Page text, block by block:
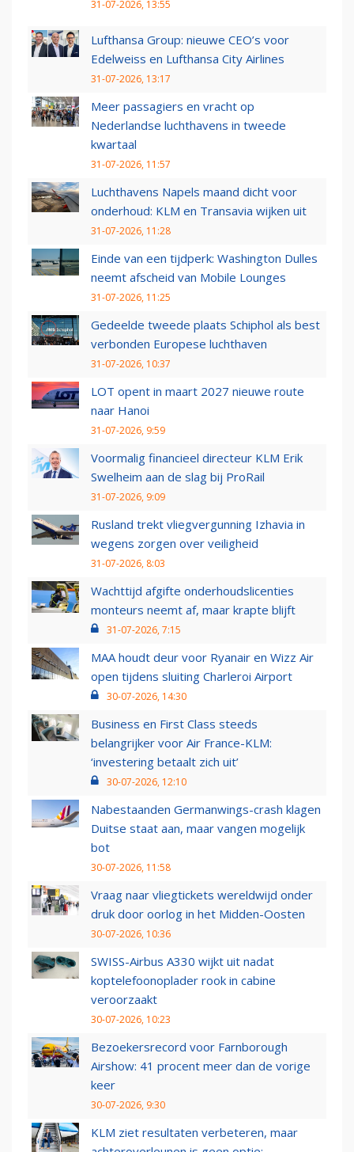
31-07-2026, 13:55
Lufthansa Group: nieuwe CEO’s voor
Edelweiss en Lufthansa City Airlines
31-07-2026, 13:17
Meer passagiers en vracht op
Nederlandse luchthavens in tweede
kwartaal
31-07-2026, 11:57
Luchthavens Napels maand dicht voor
onderhoud: KLM en Transavia wijken uit
31-07-2026, 11:28
Einde van een tijdperk: Washington Dulles
neemt afscheid van Mobile Lounges
31-07-2026, 11:25
Gedeelde tweede plaats Schiphol als best
verbonden Europese luchthaven
31-07-2026, 10:37
LOT opent in maart 2027 nieuwe route
naar Hanoi
31-07-2026, 9:59
Voormalig financieel directeur KLM Erik
Swelheim aan de slag bij ProRail
31-07-2026, 9:09
Rusland trekt vliegvergunning Izhavia in
wegens zorgen over veiligheid
31-07-2026, 8:03
Wachttijd afgifte onderhoudslicenties
monteurs neemt af, maar krapte blijft
31-07-2026, 7:15
MAA houdt deur voor Ryanair en Wizz Air
open tijdens sluiting Charleroi Airport
30-07-2026, 14:30
Business en First Class steeds
belangrijker voor Air France-KLM:
‘investering betaalt zich uit’
30-07-2026, 12:10
Nabestaanden Germanwings-crash klagen
Duitse staat aan, maar vangen mogelijk
bot
30-07-2026, 11:58
Vraag naar vliegtickets wereldwijd onder
druk door oorlog in het Midden-Oosten
30-07-2026, 10:36
SWISS-Airbus A330 wijkt uit nadat
koptelefoonoplader rook in cabine
veroorzaakt
30-07-2026, 10:23
Bezoekersrecord voor Farnborough
Airshow: 41 procent meer dan de vorige
keer
30-07-2026, 9:30
KLM ziet resultaten verbeteren, maar